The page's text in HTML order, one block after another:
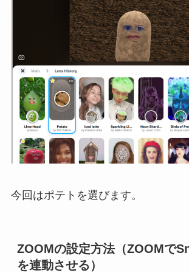
今回はポテトを選びます。
ZOOMの設定方法（ZOOMで
を連動させる）